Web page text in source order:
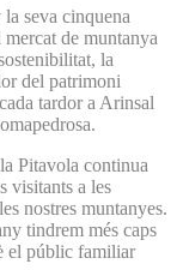
seva cinquena
de muntanya
la
del patrimoni
tardor a Arinsal
Pitavola continua
visitants a les
nostres muntanyes.
tindrem més caps
el públic familiar